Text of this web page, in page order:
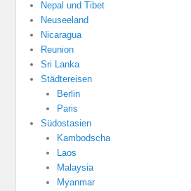
Nepal und Tibet
Neuseeland
Nicaragua
Reunion
Sri Lanka
Städtereisen
Berlin
Paris
Südostasien
Kambodscha
Laos
Malaysia
Myanmar